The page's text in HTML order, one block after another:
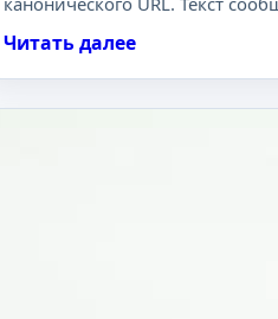
Читать далее
К
о